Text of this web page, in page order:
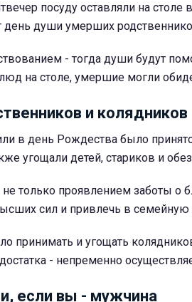
посуду оставляли на столе
день души умерших
- тогда души будут
на столе, умершие могли
и колядников
в день Рождества было
угощали детей, стариков и
только проявлением заботы о
сил и привлечь в семейную
принимать и угощать
- непременно
если вы - мужчина